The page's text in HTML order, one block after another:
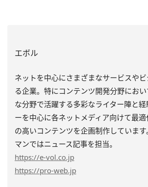
エボル
ネットを中心にさまざまなサービスや
る企業。特にコンテンツ開発分野にお
な分野で活躍する多彩なライター陣と
ーを中心に各ネットメディア向けて最
の高いコンテンツを企画制作していま
マンではニュース記事を担当。
https://e-vol.co.jp
https://pro-web.jp